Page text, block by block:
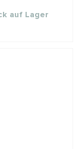
auf Lager